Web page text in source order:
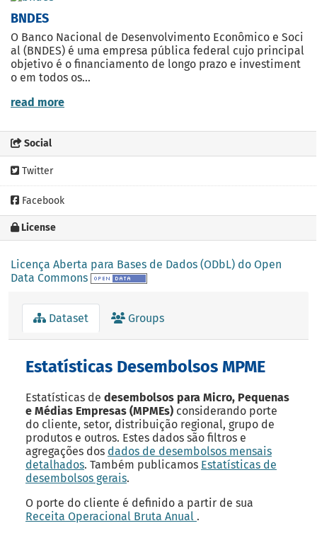
BNDES
O Banco Nacional de Desenvolvimento Econômico e Soci
al (BNDES) é uma empresa pública federal cujo principal
objetivo é o financiamento de longo prazo e investiment
o em todos os...
read more
Social
Twitter
Facebook
License
Licença Aberta para Bases de Dados (ODbL) do Open
Data Commons
Dataset Groups
Estatísticas Desembolsos MPME
Estatísticas de desembolsos para Micro, Pequenas
e Médias Empresas (MPMEs) considerando porte
do cliente, setor, distribuição regional, grupo de
produtos e outros. Estes dados são filtros e
agregações dos dados de desembolsos mensais
detalhados. Também publicamos Estatísticas de
desembolsos gerais.
O porte do cliente é definido a partir de sua
Receita Operacional Bruta Anual .